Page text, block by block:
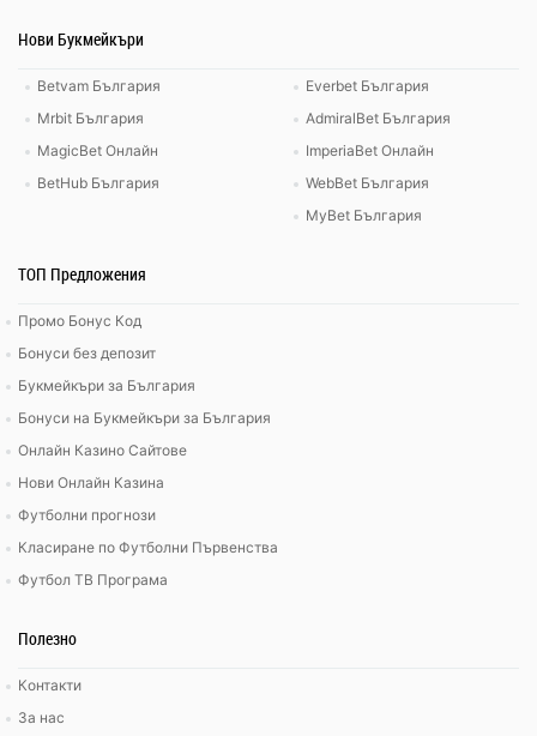
Нови Букмейкъри
Betvam България
Mrbit България
MagicBet Онлайн
BetHub България
Everbet България
AdmiralBet България
ImperiaBet Онлайн
WebBet България
MyBet България
ТОП Предложения
Промо Бонус Код
Бонуси без депозит
Букмейкъри за България
Бонуси на Букмейкъри за България
Онлайн Казино Сайтове
Нови Онлайн Казина
Футболни прогнози
Класиране по Футболни Първенства
Футбол ТВ Програма
Полезно
Контакти
За нас